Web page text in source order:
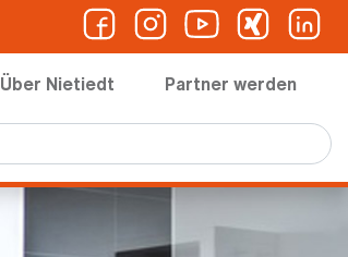
Über Nietiedt Partner werden